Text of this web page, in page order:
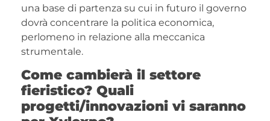
una base di partenza su cui in futuro il governo
dovrà concentrare la politica economica,
perlomeno in relazione alla meccanica
strumentale.
Come cambierà il settore
fieristico? Quali
progetti/innovazioni vi saranno